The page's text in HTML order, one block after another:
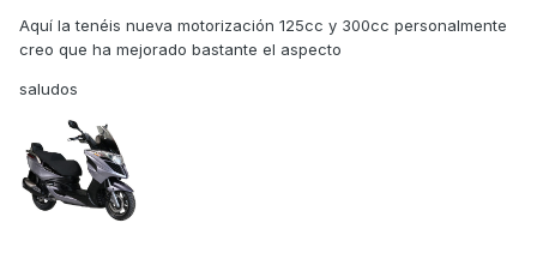
Aquí la tenéis nueva motorización 125cc y 300cc personalmente
creo que ha mejorado bastante el aspecto
saludos